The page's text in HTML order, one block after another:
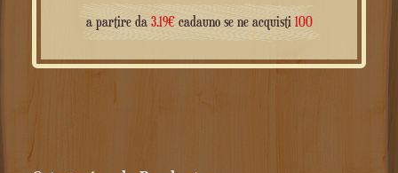
a partire da 3.19€cadauno se ne acquisti 100